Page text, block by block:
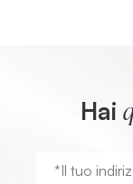
Hai